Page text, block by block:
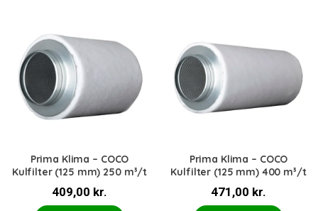
Prima Klima – COCO
Kulfilter (125 mm) 250 m³/t
409,00 kr.
Prima Klima – COCO
Kulfilter (125 mm) 400 m³/t
471,00 kr.